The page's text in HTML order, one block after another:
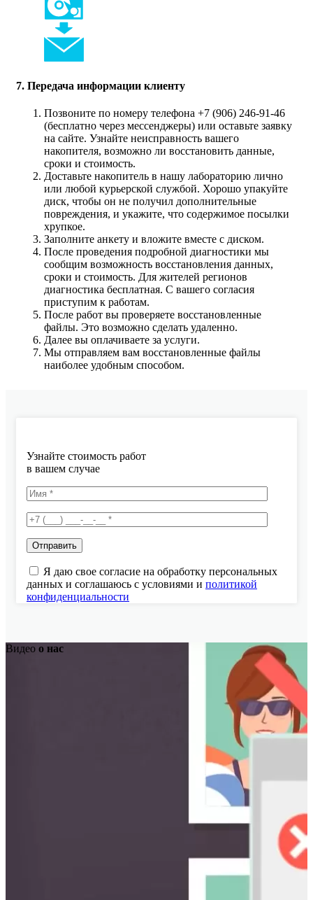
7. Передача информации клиенту
Позвоните по номеру телефона +7 (906) 246-91-46
(бесплатно через мессенджеры) или оставьте заявку
на сайте. Узнайте неисправность вашего
накопителя, возможно ли восстановить данные,
сроки и стоимость.
Доставьте накопитель в нашу лабораторию лично
или любой курьерской службой. Хорошо упакуйте
диск, чтобы он не получил дополнительные
повреждения, и укажите, что содержимое посылки
хрупкое.
Заполните анкету и вложите вместе с диском.
После проведения подробной диагностики мы
сообщим возможность восстановления данных,
сроки и стоимость. Для жителей регионов
диагностика бесплатная. С вашего согласия
приступим к работам.
После работ вы проверяете восстановленные
файлы. Это возможно сделать удаленно.
Далее вы оплачиваете за услуги.
Мы отправляем вам восстановленные файлы
наиболее удобным способом.
Узнайте стоимость работ
в вашем случае
Я даю свое согласие на обработку персональных
данных и соглашаюсь с условиями и политикой
конфиденциальности
Видео о нас